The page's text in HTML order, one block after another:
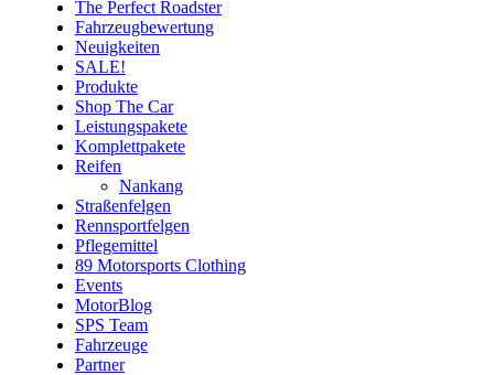
The Perfect Roadster
Fahrzeugbewertung
Neuigkeiten
SALE!
Produkte
Shop The Car
Leistungspakete
Komplettpakete
Reifen
Nankang
Straßenfelgen
Rennsportfelgen
Pflegemittel
89 Motorsports Clothing
Events
MotorBlog
SPS Team
Fahrzeuge
Partner